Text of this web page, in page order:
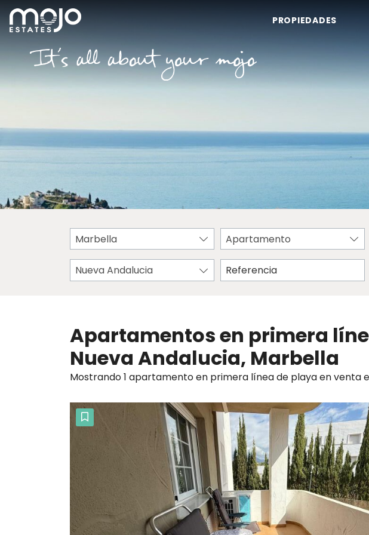
PROPIEDADES
Marbella Apartamento
Nueva Andalucia
Apartamentos en primera
Nueva Andalucia, Marbella
Mostrando 1 apartamento en primera línea de playa en venta